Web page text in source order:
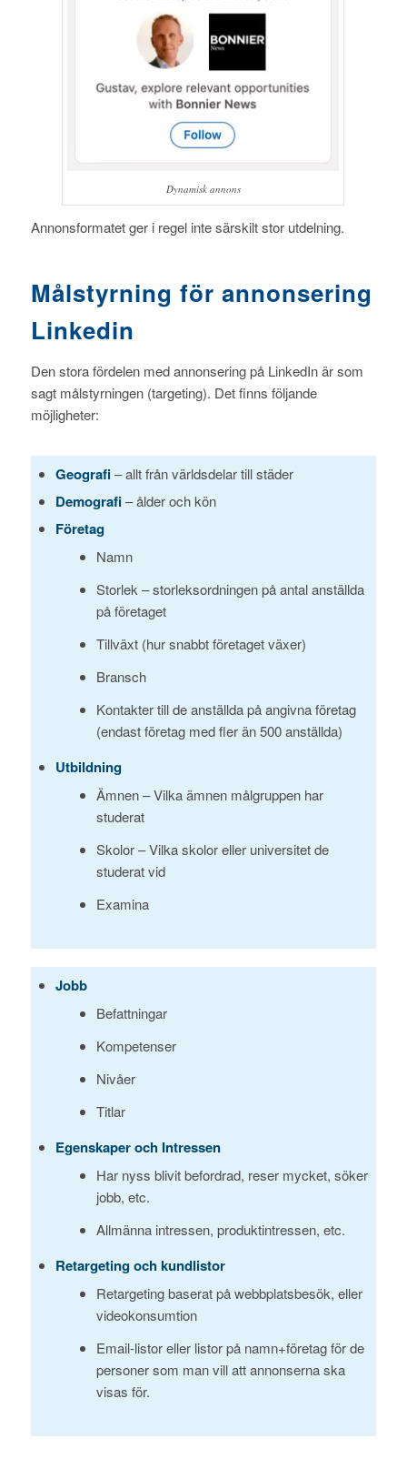
Dynamisk annons
Annonsformatet ger i regel inte särskilt stor utdelning.
Målstyrning för annonsering
Linkedin
Den stora fördelen med annonsering på LinkedIn är som
sagt målstyrningen (targeting). Det finns följande
möjligheter:
Geografi – allt från världsdelar till städer
Demografi – ålder och kön
Företag
Namn
Storlek – storleksordningen på antal anställda
på företaget
Tillväxt (hur snabbt företaget växer)
Bransch
Kontakter till de anställda på angivna företag
(endast företag med fler än 500 anställda)
Utbildning
Ämnen – Vilka ämnen målgruppen har
studerat
Skolor – Vilka skolor eller universitet de
studerat vid
Examina
Jobb
Befattningar
Kompetenser
Nivåer
Titlar
Egenskaper och Intressen
Har nyss blivit befordrad, reser mycket, söker
jobb, etc.
Allmänna intressen, produktintressen, etc.
Retargeting och kundlistor
Retargeting baserat på webbplatsbesök, eller
videokonsumtion
Email-listor eller listor på namn+företag för de
personer som man vill att annonserna ska
visas för.